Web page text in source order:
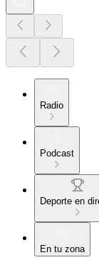
Radio
Podcast
Deporte en
En tu zona